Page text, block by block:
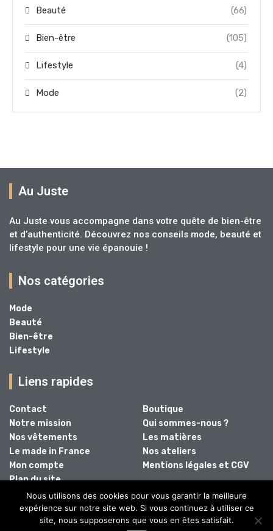
Beauté (66)
Bien-être (105)
Lifestyle (4)
Mode (2)
Au Juste
Au Juste vous accompagne dans votre quête de bien-être
et d’authenticité. Découvrez nos conseils mode, beauté et
lifestyle pour une vie épanouie !
Nos catégories
Mode
Beauté
Bien-être
Lifestyle
Liens rapides
Contact
Boutique
Notre mission
Qui sommes-nous ?
Nos vêtements
Les matières
Le made in France
Nos ateliers
Mon compte
Mentions légales et CGV
Plan du site
@2024 - Tous droits réservés.
Nous utilisons des cookies pour vous garantir la meilleure
expérience sur notre site web. Si vous continuez à utiliser ce
site, nous supposerons que vous en êtes satisfait.